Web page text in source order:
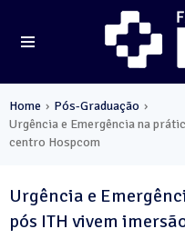
Home › Pós-Graduação ›
Urgência e Emergência na
centro Hospcom
Urgência e
pós ITH vivem